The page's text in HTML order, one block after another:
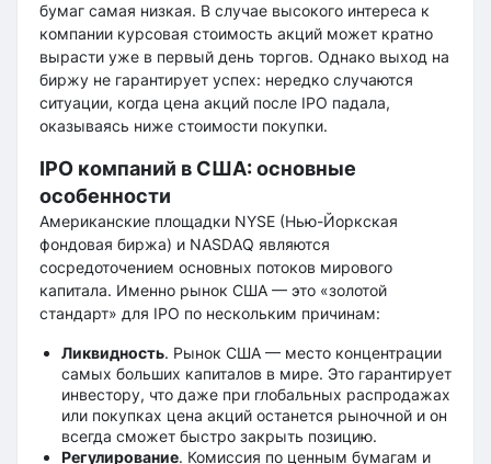
бумаг самая низкая. В случае высокого интереса к
компании курсовая стоимость акций может кратно
вырасти уже в первый день торгов. Однако выход на
биржу не гарантирует успех: нередко случаются
ситуации, когда цена акций после IPO падала,
оказываясь ниже стоимости покупки.
IPO компаний в США: основные
особенности
Американские площадки NYSE (Нью-Йоркская
фондовая биржа) и NASDAQ являются
сосредоточением основных потоков мирового
капитала. Именно рынок США — это «золотой
стандарт» для IPO по нескольким причинам:
Ликвидность. Рынок США — место концентрации
самых больших капиталов в мире. Это гарантирует
инвестору, что даже при глобальных распродажах
или покупках цена акций останется рыночной и он
всегда сможет быстро закрыть позицию.
Регулирование. Комиссия по ценным бумагам и